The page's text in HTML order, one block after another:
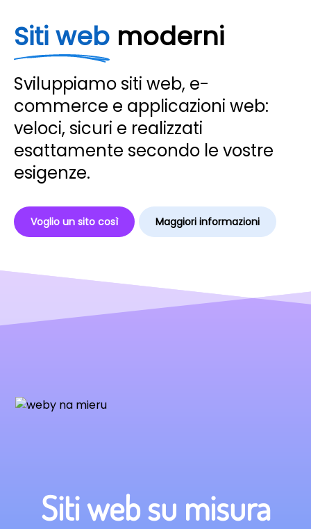
Siti web moderni
Sviluppiamo siti web, e-
commerce e applicazioni web:
veloci, sicuri e realizzati
esattamente secondo le vostre
esigenze.
Voglio un sito così Maggiori informazioni
Siti web su misura